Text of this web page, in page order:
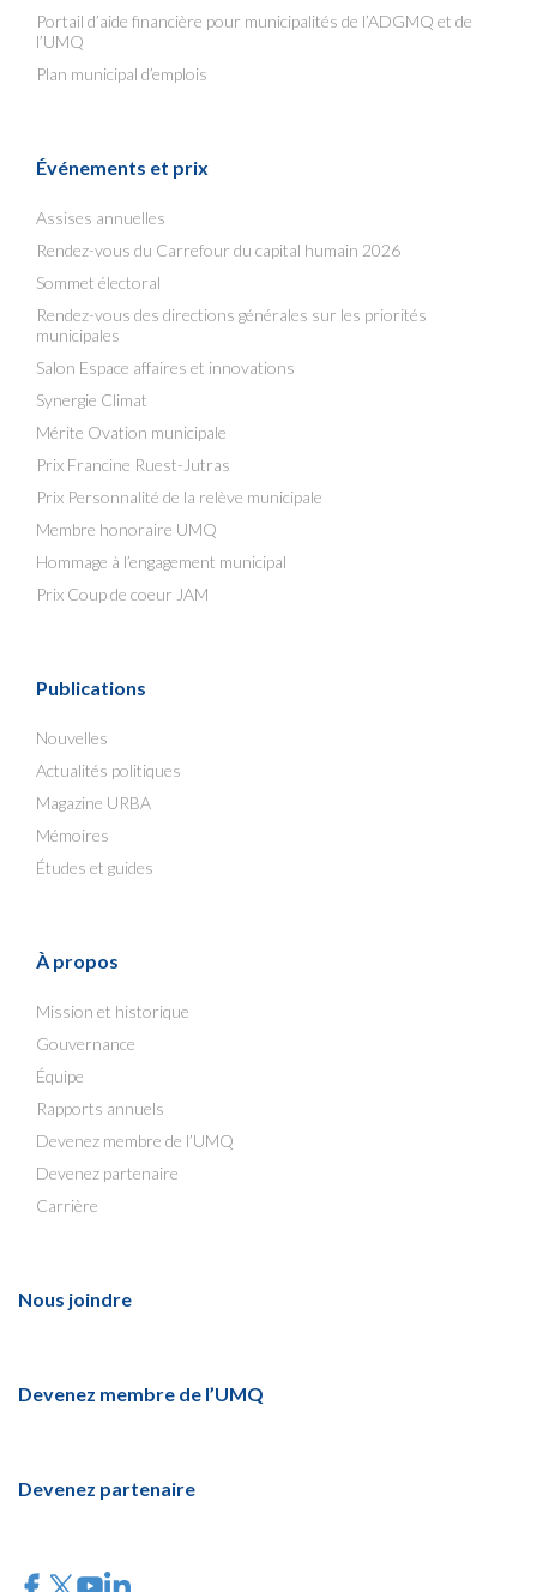
Portail d’aide financière pour municipalités de l’ADGMQ et de
l’UMQ
Plan municipal d’emplois
Événements et prix
Assises annuelles
Rendez-vous du Carrefour du capital humain 2026
Sommet électoral
Rendez-vous des directions générales sur les priorités
municipales
Salon Espace affaires et innovations
Synergie Climat
Mérite Ovation municipale
Prix Francine Ruest-Jutras
Prix Personnalité de la relève municipale
Membre honoraire UMQ
Hommage à l’engagement municipal
Prix Coup de coeur JAM
Publications
Nouvelles
Actualités politiques
Magazine URBA
Mémoires
Études et guides
À propos
Mission et historique
Gouvernance
Équipe
Rapports annuels
Devenez membre de l’UMQ
Devenez partenaire
Carrière
Nous joindre
Devenez membre de l’UMQ
Devenez partenaire